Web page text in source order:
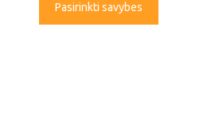
Pasirinkti savybes